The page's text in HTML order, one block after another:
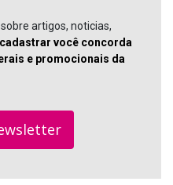
artigos, noticias,
você concorda
e promocionais da